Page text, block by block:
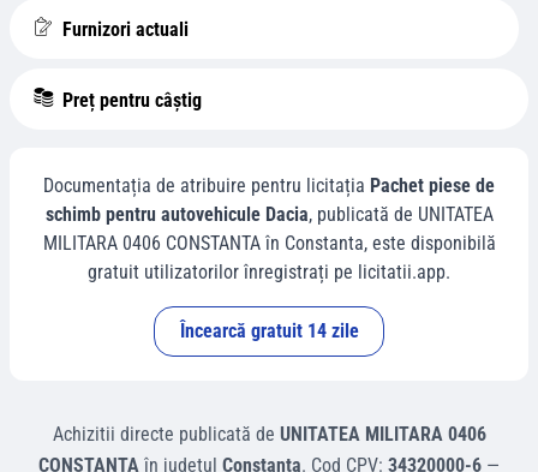
Furnizori actuali
Preț pentru câștig
Documentația de atribuire pentru licitația Pachet piese de
schimb pentru autovehicule Dacia, publicată de UNITATEA
MILITARA 0406 CONSTANTAîn Constanta, este disponibilă
gratuit utilizatorilor înregistrați pe licitatii.app.
Încearcă gratuit 14 zile
Achizitii directe publicată de UNITATEA MILITARA 0406
CONSTANTA în județul Constanta. Cod CPV: 34320000-6 —